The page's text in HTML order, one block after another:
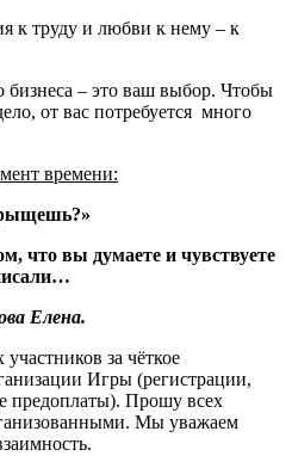
к труду и любви к нему – к
бизнеса – это ваш выбор. Чтобы
от вас потребуется много
времени:
что вы думаете и чувствуете
Елена.
за чёткое
Игры (регистрации,
предоплаты). Прошу всех
Мы уважаем